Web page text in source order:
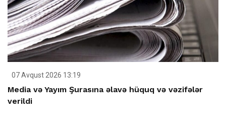
07 Avqust 2026 13:19
Media və Yayım Şurasına əlavə hüquq və vəzifələr
verildi